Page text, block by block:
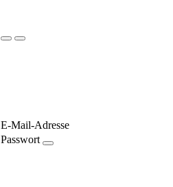
E-Mail-Adresse
Passwort